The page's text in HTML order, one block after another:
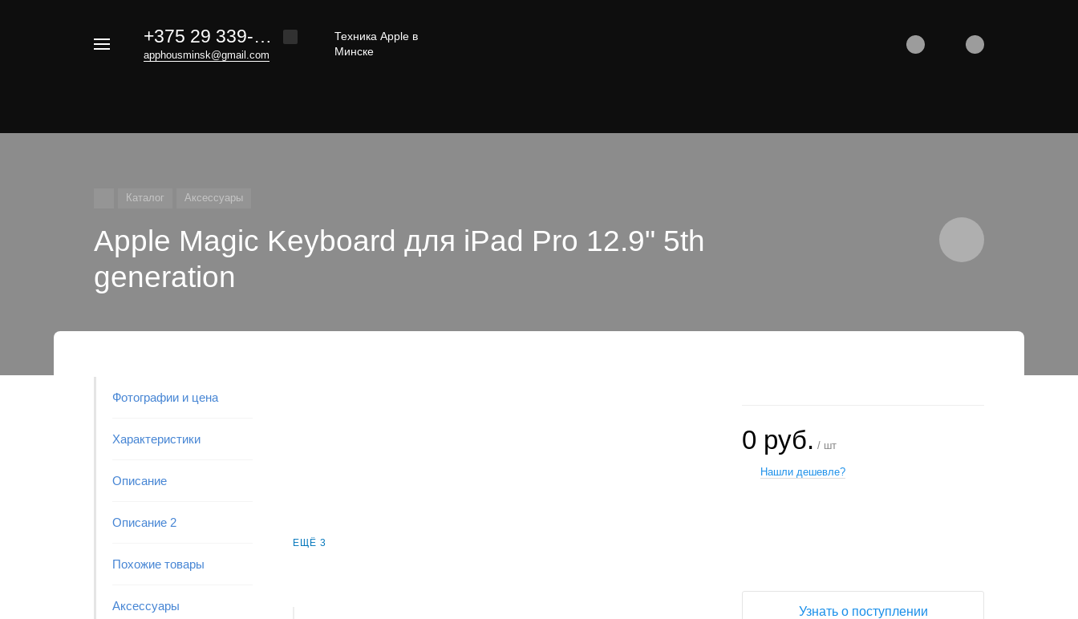
+375 29 339-20-30
apphousminsk@gmail.com
Техника Apple в
Минске
Каталог Аксессуары
Apple Magic Keyboard для iPad Pro 12.9" 5th
generation
Фотографии и цена
Характеристики
Описание
Описание 2
Похожие товары
Аксессуары
ЕЩЁ 3
0 руб. / шт
Нашли дешевле?
Узнать о поступлении